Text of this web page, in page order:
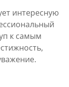
интересную
к самым